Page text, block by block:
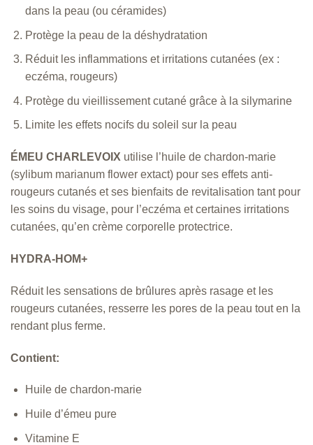
dans la peau (ou céramides)
Protège la peau de la déshydratation
Réduit les inflammations et irritations cutanées (ex :
eczéma, rougeurs)
Protège du vieillissement cutané grâce à la silymarine
Limite les effets nocifs du soleil sur la peau
ÉMEU CHARLEVOIX utilise l’huile de chardon-marie
(sylibum marianum flower extact) pour ses effets anti-
rougeurs cutanés et ses bienfaits de revitalisation tant pour
les soins du visage, pour l’eczéma et certaines irritations
cutanées, qu’en crème corporelle protectrice.
HYDRA-HOM+
Réduit les sensations de brûlures après rasage et les
rougeurs cutanées, resserre les pores de la peau tout en la
rendant plus ferme.
Contient:
Huile de chardon-marie
Huile d’émeu pure
Vitamine E